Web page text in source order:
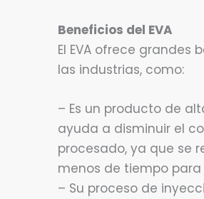
Beneficios del EVA
El EVA ofrece grandes
las industrias, como:
– Es un producto de
ayuda a disminuir el
procesado, ya que se
menos de tiempo para
– Su proceso de